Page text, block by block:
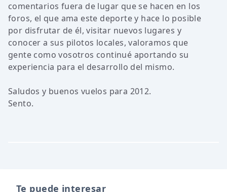
comentarios fuera de lugar que se hacen en los
foros, el que ama este deporte y hace lo posible
por disfrutar de él, visitar nuevos lugares y
conocer a sus pilotos locales, valoramos que
gente como vosotros continué aportando su
experiencia para el desarrollo del mismo.
Saludos y buenos vuelos para 2012.
Sento.
Te puede interesar